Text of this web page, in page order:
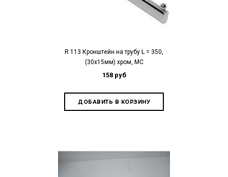
R 113 Кронштейн на трубу L = 350,
(30х15мм) хром, МС
158 руб